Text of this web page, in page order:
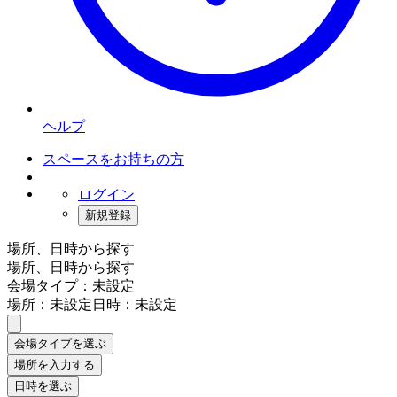
ヘルプ
スペースをお持ちの方
ログイン
新規登録
場所、日時から探す
場所、日時から探す
会場タイプ：未設定
場所：未設定日時：未設定
会場タイプを選ぶ
場所を入力する
日時を選ぶ